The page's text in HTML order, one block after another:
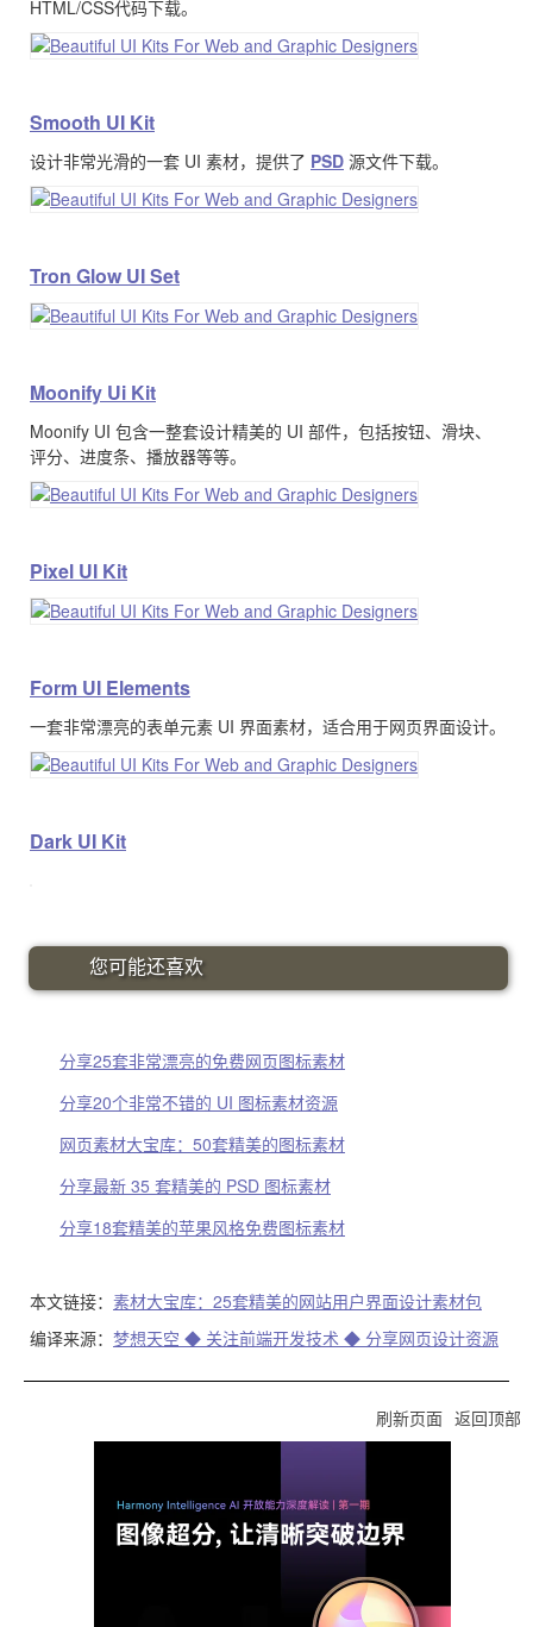
HTML/CSS代码下载。
Smooth UI Kit
设计非常光滑的一套 UI 素材，提供了 PSD 源文件下载。
Tron Glow UI Set
Moonify Ui Kit
Moonify UI 包含一整套设计精美的 UI 部件，包括按钮、滑块、
评分、进度条、播放器等等。
Pixel UI Kit
Form UI Elements
一套非常漂亮的表单元素 UI 界面素材，适合用于网页界面设计。
Dark UI Kit
您可能还喜欢
分享25套非常漂亮的免费网页图标素材
分享20个非常不错的 UI 图标素材资源
网页素材大宝库：50套精美的图标素材
分享最新 35 套精美的 PSD 图标素材
分享18套精美的苹果风格免费图标素材
本文链接： 素材大宝库：25套精美的网站用户界面设计素材包
编译来源： 梦想天空 ◆ 关注前端开发技术 ◆ 分享网页设计资源
刷新页面 返回顶部